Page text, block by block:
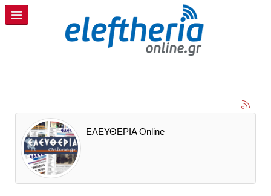
ΕΛΕΥΘΕΡΙΑ Online